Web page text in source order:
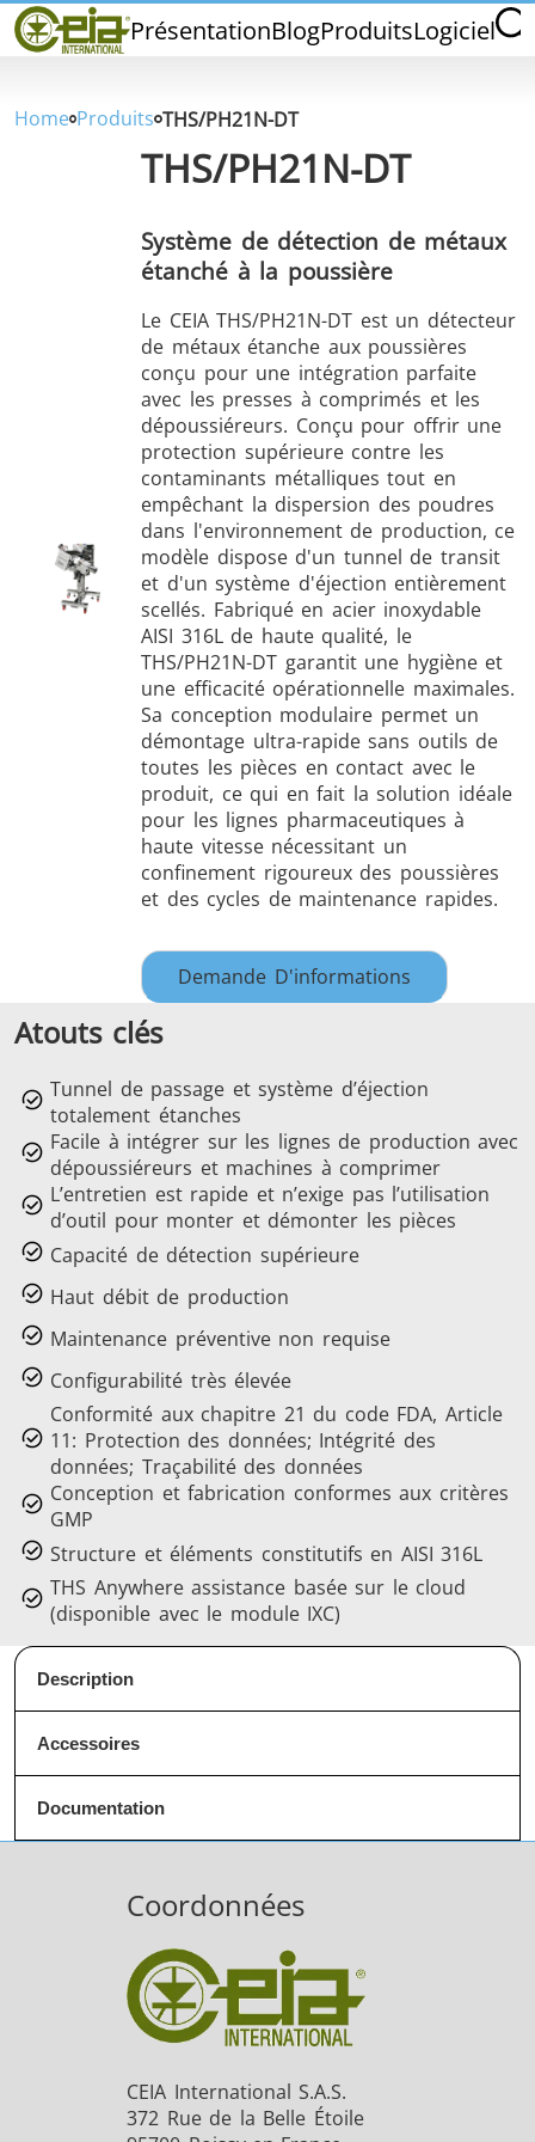
PrésentationBlogProduitsLogiciel
Home
CEIA INTERNATIONAL
Salons et Événements
THS/PH210 THS/PH210-FFV
THS/PH21N-FB THS/PH21N-FFV
THS/
D25
THS/FBB
THS/MBB
THS/GMS21
THS/G21
THS Production
MD-SCOPE
Home Produits THS/PH21N-DT
THS/PH21N-DT
Système de détection de métaux
étanché à la poussière
Le CEIA THS/PH21N-DT est un détecteur
de métaux étanche aux poussières
conçu pour une intégration parfaite
avec les presses à comprimés et les
dépoussiéreurs. Conçu pour offrir une
protection supérieure contre les
contaminants métalliques tout en
empêchant la dispersion des poudres
dans l'environnement de production, ce
modèle dispose d'un tunnel de transit
et d'un système d'éjection entièrement
scellés. Fabriqué en acier inoxydable
AISI 316L de haute qualité, le
THS/PH21N-DT garantit une hygiène et
une efficacité opérationnelle maximales.
Sa conception modulaire permet un
démontage ultra-rapide sans outils de
toutes les pièces en contact avec le
produit, ce qui en fait la solution idéale
pour les lignes pharmaceutiques à
haute vitesse nécessitant un
confinement rigoureux des poussières
et des cycles de maintenance rapides.
Demande D'informations
Atouts clés
Tunnel de passage et système d’éjection
totalement étanches
Facile à intégrer sur les lignes de production avec
dépoussiéreurs et machines à comprimer
L’entretien est rapide et n’exige pas l’utilisation
d’outil pour monter et démonter les pièces
Capacité de détection supérieure
Haut débit de production
Maintenance préventive non requise
Configurabilité très élevée
Conformité aux chapitre 21 du code FDA, Article
11: Protection des données; Intégrité des
données; Traçabilité des données
Conception et fabrication conformes aux critères
GMP
Structure et éléments constitutifs en AISI 316L
THS Anywhere assistance basée sur le cloud
(disponible avec le module IXC)
Description
Accessoires
Documentation
Coordonnées
CEIA International S.A.S.
372 Rue de la Belle Étoile